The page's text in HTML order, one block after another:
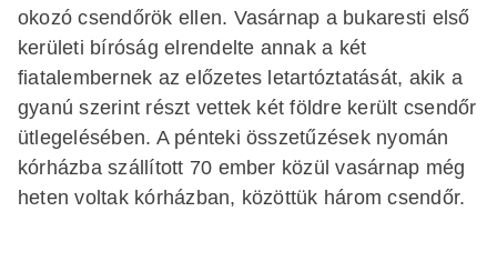
okozó csendőrök ellen. Vasárnap a bukaresti első
kerületi bíróság elrendelte annak a két
fiatalembernek az előzetes letartóztatását, akik a
gyanú szerint részt vettek két földre került csendőr
ütlegelésében. A pénteki összetűzések nyomán
kórházba szállított 70 ember közül vasárnap még
heten voltak kórházban, közöttük három csendőr.